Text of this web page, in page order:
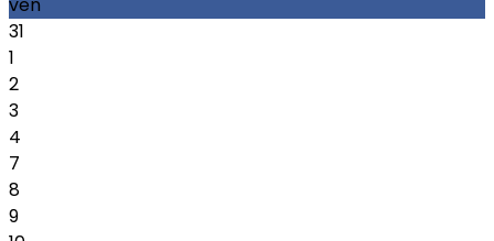
31
1
2
3
4
7
8
9